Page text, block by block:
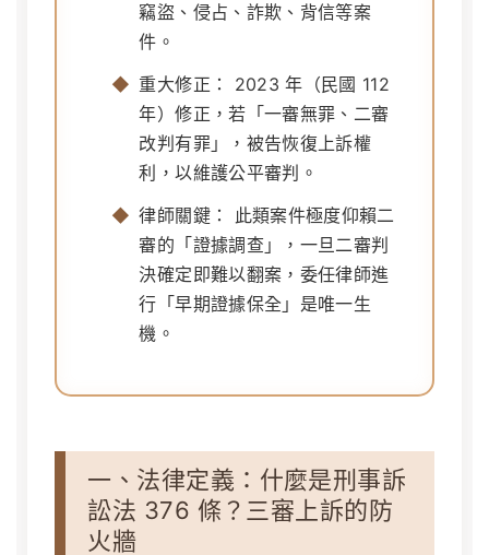
竊盜、侵占、詐欺、背信等案
件。
重大修正：
2023 年（民國 112
年）修正，若「一審無罪、二審
改判有罪」，被告恢復上訴權
利，以維護公平審判。
律師關鍵：
此類案件極度仰賴二
審的「證據調查」，一旦二審判
決確定即難以翻案，委任律師進
行「早期證據保全」是唯一生
機。
一、法律定義：什麼是刑事訴
訟法 376 條？三審上訴的防
火牆